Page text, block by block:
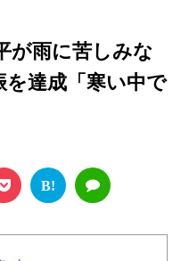
が雨に苦しみな
を達成「寒い中で
B!